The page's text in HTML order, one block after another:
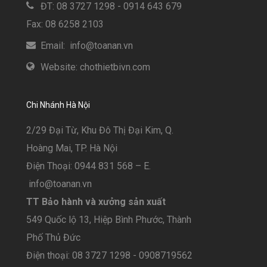
ĐT: 08 3727 1298 - 0914 643 679
Fax: 08 6258 2103
Email: info@toanan.vn
Website: chothietbivn.com
Chi Nhánh Hà Nội
2/29 Đại Từ, Khu Đô Thị Đại Kim, Q.
Hoàng Mai, TP. Hà Nội
Điện Thoại: 0944 831 568 – E.
info@toanan.vn
TT Bảo hành và xưởng sản xuất
549 Quốc lộ 13, Hiệp Bình Phước, Thành
Phố Thủ Đức
Điện thoại: 08 3727 1298 - 0908719562